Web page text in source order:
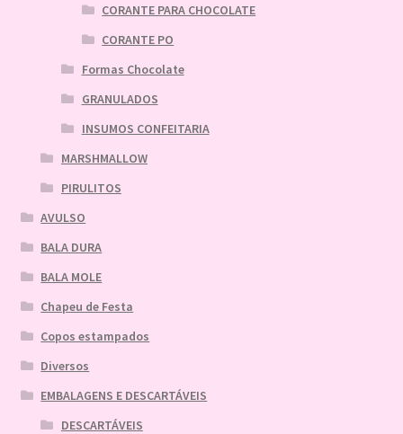
CORANTE PARA CHOCOLATE
CORANTE PO
Formas Chocolate
GRANULADOS
INSUMOS CONFEITARIA
MARSHMALLOW
PIRULITOS
AVULSO
BALA DURA
BALA MOLE
Chapeu de Festa
Copos estampados
Diversos
EMBALAGENS E DESCARTÁVEIS
DESCARTÁVEIS